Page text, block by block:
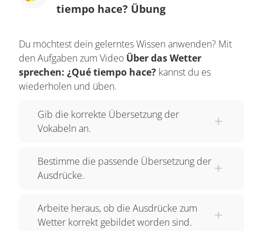
tiempo hace? Übung
Du möchtest dein gelerntes Wissen anwenden? Mit
den Aufgaben zum Video Über das Wetter
sprechen: ¿Qué tiempo hace? kannst du es
wiederholen und üben.
Gib die korrekte Übersetzung der
Vokabeln an.
Bestimme die passende Übersetzung der
Ausdrücke.
Arbeite heraus, ob die Ausdrücke zum
Wetter korrekt gebildet worden sind.